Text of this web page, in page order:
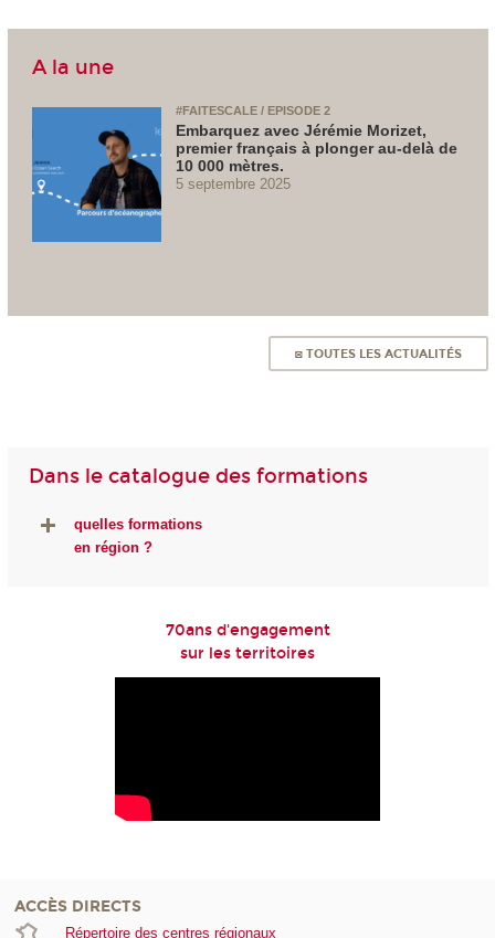
Maroc
A la une
#FAITESCALE / EPISODE 2
Embarquez avec Jérémie Morizet,
premier français à plonger au-delà de
10 000 mètres.
5 septembre 2025
◙ TOUTES LES ACTUALITÉS
Dans le catalogue des formations
quelles formations
en région ?
70ans d'engagement
sur les territoires
ACCÈS DIRECTS
Répertoire des centres régionaux